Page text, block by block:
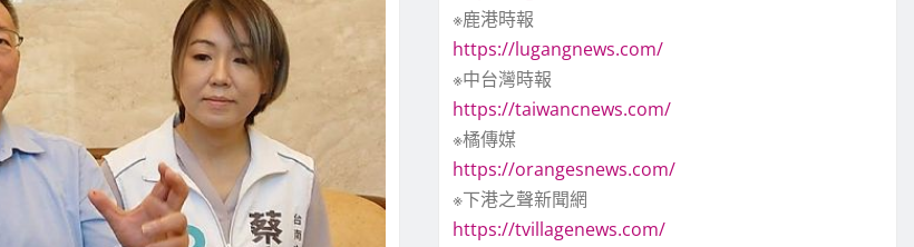
※鹿港時報
https://lugangnews.com/
※中台灣時報
https://taiwancnews.com/
※橘傳媒
https://orangesnews.com/
※下港之聲新聞網
https://tvillagenews.com/